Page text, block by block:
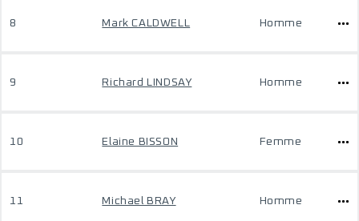
8 Mark CALDWELL Homme
9 Richard LINDSAY Homme
10 Elaine BISSON Femme
11 Michael BRAY Homme